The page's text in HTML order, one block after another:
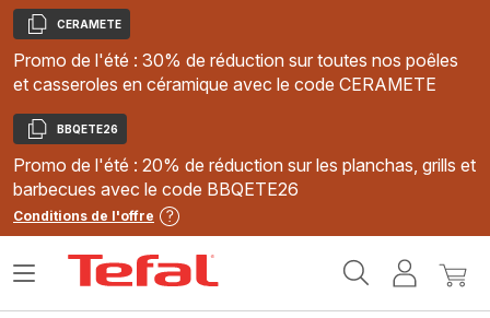
Copier
CERAMETE
Promo de l'été : 30% de réduction sur toutes nos poêles
et casseroles en céramique avec le code CERAMETE
Copier
BBQETE26
Promo de l'été : 20% de réduction sur les planchas, grills et
barbecues avec le code BBQETE26
Conditions de l'offre
MonMon
Ouvrir